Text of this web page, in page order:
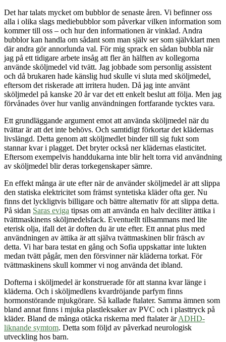
Det har talats mycket om bubblor de senaste åren. Vi befinner oss
alla i olika slags mediebubblor som påverkar vilken information som
kommer till oss – och hur den informationen är vinklad. Andra
bubblor kan handla om sådant som man själv ser som självklart men
där andra gör annorlunda val. För mig sprack en sådan bubbla när
jag på ett tidigare arbete insåg att fler än hälften av kollegorna
använde sköljmedel vid tvätt. Jag jobbade som personlig assistent
och då brukaren hade känslig hud skulle vi sluta med sköljmedel,
eftersom det riskerade att irritera huden. Då jag inte använt
sköljmedel på kanske 20 år var det ett enkelt beslut att följa. Men jag
förvånades över hur vanlig användningen fortfarande tycktes vara.
Ett grundläggande argument emot att använda sköljmedel när du
tvättar är att det inte behövs. Och samtidigt förkortar det klädernas
livslängd. Detta genom att sköljmedlet binder till sig fukt som
stannar kvar i plagget. Det bryter också ner klädernas elasticitet.
Eftersom exempelvis handdukarna inte blir helt torra vid användning
av sköljmedel blir deras torkegenskaper sämre.
En effekt många är ute efter när de använder sköljmedel är att slippa
den statiska elektricitet som främst syntetiska kläder ofta ger. Nu
finns det lyckligtvis billigare och bättre alternativ för att slippa detta.
På sidan Saras eviga tipsas om att använda en halv deciliter ättika i
tvättmaskinens sköljmedelsfack. Eventuellt tillsammans med lite
eterisk olja, ifall det är doften du är ute efter. Ett annat plus med
användningen av ättika är att själva tvättmaskinen blir fräsch av
detta. Vi har bara testat en gång och Sofia uppskattar inte lukten
medan tvätt pågår, men den försvinner när kläderna torkat. För
tvättmaskinens skull kommer vi nog använda det ibland.
Dofterna i sköljmedel är konstruerade för att stanna kvar länge i
kläderna. Och i sköljmedlens kvardröjande parfym finns
hormonstörande mjukgörare. Så kallade ftalater. Samma ämnen som
bland annat finns i mjuka plastleksaker av PVC och i plasttryck på
kläder. Bland de många otäcka riskerna med ftalater ärADHD-
liknande symtom. Detta som följd av påverkad neurologisk
utveckling hos barn.